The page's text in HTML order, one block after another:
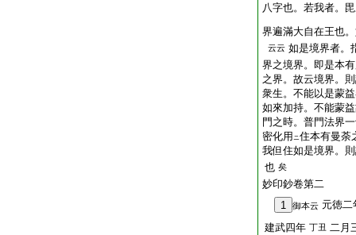
八字也。若我者。
界遍滿大自在王也
云云 如是境界者。
界之境界。即是本
之界。故云境界。
衆生。不能以是蒙
如來加持。不能蒙
門之時。普門法界
密化用 ニ住本有曼荼
我但住如是境界。
也 矣
妙印鈔卷第二
1
御本云 元徳二
建武四年 丁丑 二月